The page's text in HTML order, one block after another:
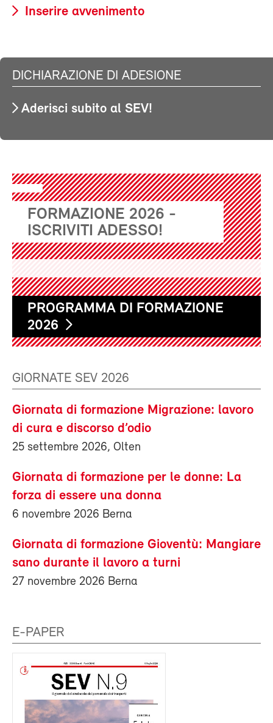
Inserire avvenimento
DICHIARAZIONE DI ADESIONE
Aderisci subito al SEV!
FORMAZIONE 2026 -
ISCRIVITI ADESSO!
PROGRAMMA DI FORMAZIONE
2026
GIORNATE SEV 2026
Giornata di formazione Migrazione: lavoro
di cura e discorso d’odio
25 settembre 2026, Olten
Giornata di formazione per le donne: La
forza di essere una donna
6 novembre 2026 Berna
Giornata di formazione Gioventù: Mangiare
sano durante il lavoro a turni
27 novembre 2026 Berna
E-PAPER